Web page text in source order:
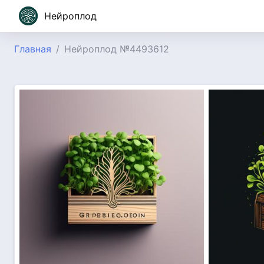
Нейроплод
Главная Нейроплод №4493612